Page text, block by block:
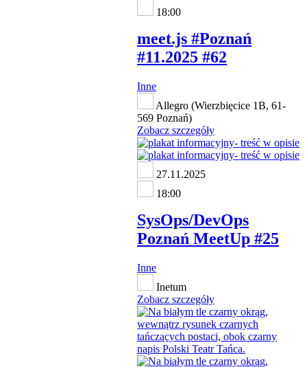
18:00
meet.js #Poznań
#11.2025 #62
Inne
Allegro (Wierzbięcice 1B, 61-
569 Poznań)
Zobacz szczegóły
27.11.2025
18:00
SysOps/DevOps
Poznań MeetUp #25
Inne
Inetum
Zobacz szczegóły